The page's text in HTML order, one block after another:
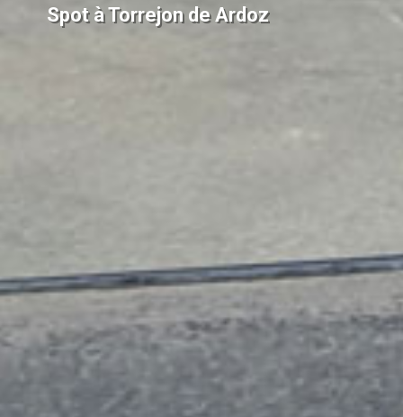
Spot à Torrejon de Ardoz